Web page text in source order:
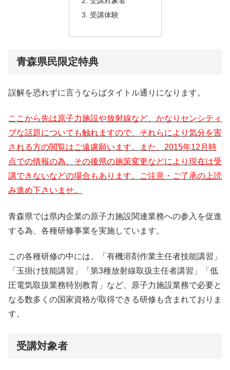
受講体験
青森県民限定特典
誤解を恐れずに言うならばタイトル通りになります。
ここから先は原子力施設や放射線など、かなりセンシティ
ブな話題についても触れますので、それらにより気分を害
される方の閲覧はご遠慮願います。また、2015年12月時
点での情報の為、その後県の施策変更などにより現在は受
講できないなどの場合もあります。ご注意・ご了承の上読
み進め下さいませ。
青森県では県内企業の原子力施設関連業務への参入を促進
する為、各種研修事業を実施しています。
この各種研修の中には、「有機溶剤作業主任者技能講習」
「玉掛け技能講習」「第3種放射線取扱主任者講習」「低
圧電気取扱業務特別教育」など、原子力施設業務で必要と
なる数多くの国家資格が取得できる研修も含まれておりま
す。
受講対象者